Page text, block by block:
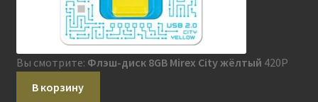
Вы смотрите: Флэш-диск 8GB Mirex City жёлтый 420P
В корзину